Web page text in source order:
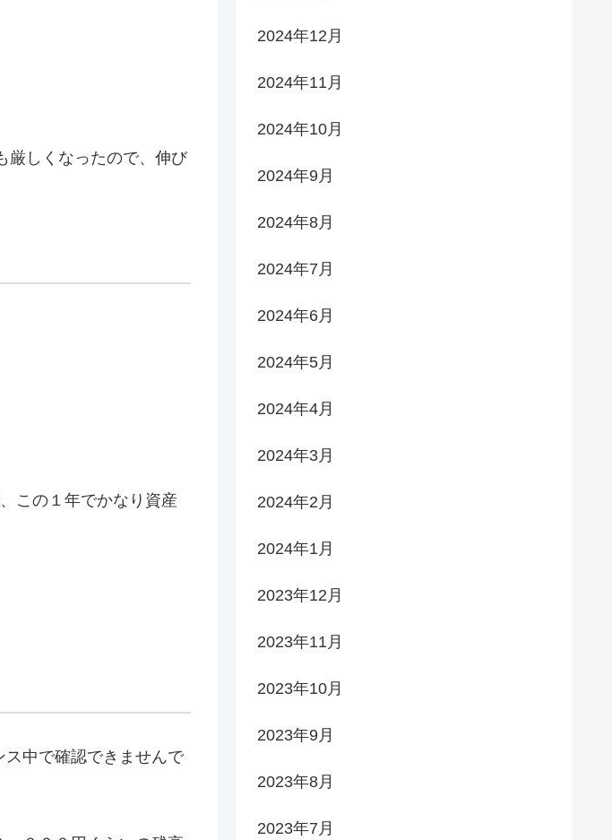
厳しくなったので、伸び
この１年でかなり資産
中で確認できませんで
2024年12月
2024年11月
2024年10月
2024年9月
2024年8月
2024年7月
2024年6月
2024年5月
2024年4月
2024年3月
2024年2月
2024年1月
2023年12月
2023年11月
2023年10月
2023年9月
2023年8月
2023年7月